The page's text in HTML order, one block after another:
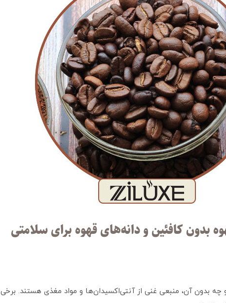
بدون کافئین و دانه‌های قهوه برای سلامتی
چه بدون آن، منبعی غنی از آنتی‌اکسیدان‌ها و مواد مغذی هستند. برخی